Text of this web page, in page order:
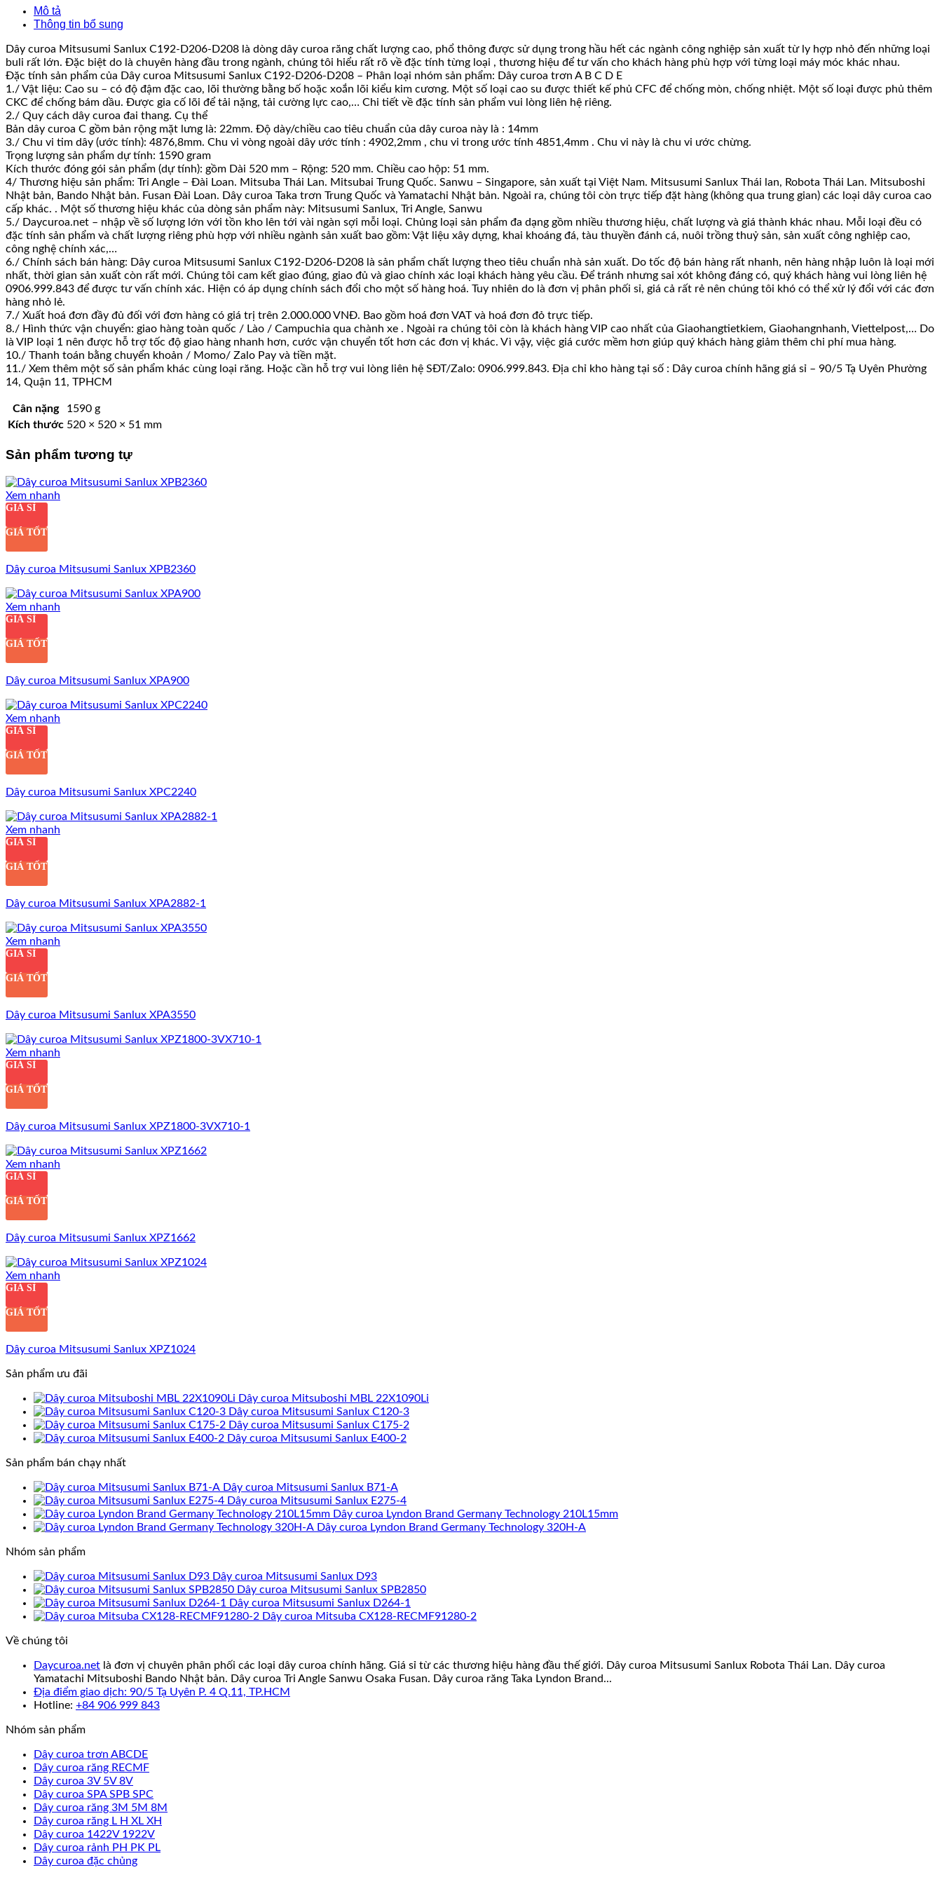
Mô tả
Thông tin bổ sung
Dây curoa Mitsusumi Sanlux C192-D206-D208 là dòng dây curoa răng chất lượng cao, phổ thông được sử dụng trong hầu hết các ngành công nghiệp sản xuất từ ly hợp nhỏ đến những loại
buli rất lớn. Đặc biệt do là chuyên hàng đầu trong ngành, chúng tôi hiểu rất rõ về đặc tính từng loại , thương hiệu để tư vấn cho khách hàng phù hợp với từng loại máy móc khác nhau.
Đặc tính sản phẩm của Dây curoa Mitsusumi Sanlux C192-D206-D208 – Phân loại nhóm sản phẩm: Dây curoa trơn A B C D E
1./ Vật liệu: Cao su – có độ đậm đặc cao, lõi thường bằng bố hoặc xoắn lõi kiểu kim cương. Một số loại cao su được thiết kế phủ CFC để chống mòn, chống nhiệt. Một số loại được phủ thêm
CKC để chống bám dầu. Được gia cố lõi để tải nặng, tải cường lực cao,… Chi tiết về đặc tính sản phẩm vui lòng liên hệ riêng.
2./ Quy cách dây curoa đai thang. Cụ thể
Bản dây curoa C gồm bản rộng mặt lưng là: 22mm. Độ dày/chiều cao tiêu chuẩn của dây curoa này là : 14mm
3./ Chu vi tim dây (ước tính): 4876,8mm. Chu vi vòng ngoài dây ước tính : 4902,2mm , chu vi trong ước tính 4851,4mm . Chu vi này là chu vi ước chừng.
Trọng lượng sản phẩm dự tính: 1590 gram
Kích thước đóng gói sản phẩm (dự tính): gồm Dài 520 mm – Rộng: 520 mm. Chiều cao hộp: 51 mm.
4/ Thương hiệu sản phẩm: Tri Angle – Đài Loan. Mitsuba Thái Lan. Mitsubai Trung Quốc. Sanwu – Singapore, sản xuất tại Việt Nam. Mitsusumi Sanlux Thái lan, Robota Thái Lan. Mitsuboshi
Nhật bản, Bando Nhật bản. Fusan Đài Loan. Dây curoa Taka trơn Trung Quốc và Yamatachi Nhật bản. Ngoài ra, chúng tôi còn trực tiếp đặt hàng (không qua trung gian) các loại dây curoa cao
cấp khác. . Một số thương hiệu khác của dòng sản phẩm này: Mitsusumi Sanlux, Tri Angle, Sanwu
5./ Daycuroa.net – nhập về số lượng lớn với tồn kho lên tới vài ngàn sợi mỗi loại. Chủng loại sản phẩm đa dạng gồm nhiều thương hiệu, chất lượng và giá thành khác nhau. Mỗi loại đều có
đặc tính sản phẩm và chất lượng riêng phù hợp với nhiều ngành sản xuất bao gồm: Vật liệu xây dựng, khai khoáng đá, tàu thuyền đánh cá, nuôi trồng thuỷ sản, sản xuất công nghiệp cao,
công nghệ chính xác,…
6./ Chính sách bán hàng: Dây curoa Mitsusumi Sanlux C192-D206-D208 là sản phẩm chất lượng theo tiêu chuẩn nhà sản xuất. Do tốc độ bán hàng rất nhanh, nên hàng nhập luôn là loại mới
nhất, thời gian sản xuất còn rất mới. Chúng tôi cam kết giao đúng, giao đủ và giao chính xác loại khách hàng yêu cầu. Để tránh nhưng sai xót không đáng có, quý khách hàng vui lòng liên hệ
0906.999.843 để được tư vấn chính xác. Hiện có áp dụng chính sách đổi cho một số hàng hoá. Tuy nhiên do là đơn vị phân phối sỉ, giá cả rất rẻ nên chúng tôi khó có thể xử lý đổi với các đơn
hàng nhỏ lẻ.
7./ Xuất hoá đơn đầy đủ đối với đơn hàng có giá trị trên 2.000.000 VNĐ. Bao gồm hoá đơn VAT và hoá đơn đỏ trực tiếp.
8./ Hình thức vận chuyển: giao hàng toàn quốc / Lào / Campuchia qua chành xe . Ngoài ra chúng tôi còn là khách hàng VIP cao nhất của Giaohangtietkiem, Giaohangnhanh, Viettelpost,… Do
là VIP loại 1 nên được hỗ trợ tốc độ giao hàng nhanh hơn, cước vận chuyển tốt hơn các đơn vị khác. Vì vậy, việc giá cước mềm hơn giúp quý khách hàng giảm thêm chi phí mua hàng.
10./ Thanh toán bằng chuyển khoản / Momo/ Zalo Pay và tiền mặt.
11./ Xem thêm một số sản phẩm khác cùng loại răng. Hoặc cần hỗ trợ vui lòng liên hệ SĐT/Zalo: 0906.999.843. Địa chỉ kho hàng tại số : Dây curoa chính hãng giá sỉ – 90/5 Tạ Uyên Phường
14, Quận 11, TPHCM
Cân nặng
1590 g
Kích thước 520 × 520 × 51 mm
Sản phẩm tương tự
Xem nhanh
GIÁ SỈ
GIÁ TỐT
Dây curoa Mitsusumi Sanlux XPB2360
Xem nhanh
GIÁ SỈ
GIÁ TỐT
Dây curoa Mitsusumi Sanlux XPA900
Xem nhanh
GIÁ SỈ
GIÁ TỐT
Dây curoa Mitsusumi Sanlux XPC2240
Xem nhanh
GIÁ SỈ
GIÁ TỐT
Dây curoa Mitsusumi Sanlux XPA2882-1
Xem nhanh
GIÁ SỈ
GIÁ TỐT
Dây curoa Mitsusumi Sanlux XPA3550
Xem nhanh
GIÁ SỈ
GIÁ TỐT
Dây curoa Mitsusumi Sanlux XPZ1800-3VX710-1
Xem nhanh
GIÁ SỈ
GIÁ TỐT
Dây curoa Mitsusumi Sanlux XPZ1662
Xem nhanh
GIÁ SỈ
GIÁ TỐT
Dây curoa Mitsusumi Sanlux XPZ1024
Sản phẩm ưu đãi
Dây curoa Mitsuboshi MBL 22X1090Li
Dây curoa Mitsusumi Sanlux C120-3
Dây curoa Mitsusumi Sanlux C175-2
Dây curoa Mitsusumi Sanlux E400-2
Sản phẩm bán chạy nhất
Dây curoa Mitsusumi Sanlux B71-A
Dây curoa Mitsusumi Sanlux E275-4
Dây curoa Lyndon Brand Germany Technology 210L15mm
Dây curoa Lyndon Brand Germany Technology 320H-A
Nhóm sản phẩm
Dây curoa Mitsusumi Sanlux D93
Dây curoa Mitsusumi Sanlux SPB2850
Dây curoa Mitsusumi Sanlux D264-1
Dây curoa Mitsuba CX128-RECMF91280-2
Về chúng tôi
Daycuroa.net là đơn vị chuyên phân phối các loại dây curoa chính hãng. Giá sỉ từ các thương hiệu hàng đầu thế giới. Dây curoa Mitsusumi Sanlux Robota Thái Lan. Dây curoa
Yamatachi Mitsuboshi Bando Nhật bản. Dây curoa Tri Angle Sanwu Osaka Fusan. Dây curoa răng Taka Lyndon Brand...
Địa điểm giao dịch: 90/5 Tạ Uyên P. 4 Q.11, TP.HCM
Hotline: +84 906 999 843
Nhóm sản phẩm
Dây curoa trơn ABCDE
Dây curoa răng RECMF
Dây curoa 3V 5V 8V
Dây curoa SPA SPB SPC
Dây curoa răng 3M 5M 8M
Dây curoa răng L H XL XH
Dây curoa 1422V 1922V
Dây curoa rảnh PH PK PL
Dây curoa đặc chủng